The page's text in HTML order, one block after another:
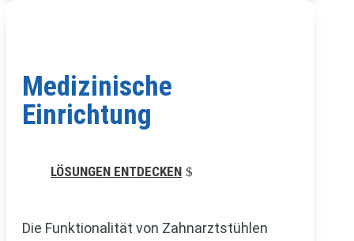
Medizinische
Einrichtung
LÖSUNGEN ENTDECKEN
Die Funktionalität von Zahnarztstühlen